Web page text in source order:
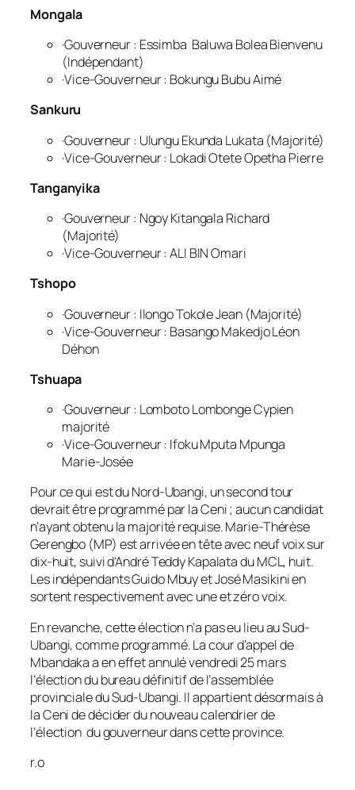
Mongala
·Gouverneur : Essimba Baluwa Bolea Bienvenu
(Indépendant)
·Vice-Gouverneur : Bokungu Bubu Aimé
Sankuru
·Gouverneur : Ulungu Ekunda Lukata (Majorité)
·Vice-Gouverneur : Lokadi Otete Opetha Pierre
Tanganyika
·Gouverneur : Ngoy Kitangala Richard
(Majorité)
·Vice-Gouverneur : ALI BIN Omari
Tshopo
·Gouverneur : Ilongo Tokole Jean (Majorité)
·Vice-Gouverneur : Basango Makedjo Léon
Déhon
Tshuapa
·Gouverneur : Lomboto Lombonge Cypien
majorité
·Vice-Gouverneur : Ifoku Mputa Mpunga
Marie-Josée
Pour ce qui est du Nord-Ubangi, un second tour
devrait être programmé par la Ceni ; aucun candidat
n’ayant obtenu la majorité requise. Marie-Thérèse
Gerengbo (MP) est arrivée en tête avec neuf voix sur
dix-huit, suivi d’André Teddy Kapalata du MCL, huit.
Les indépendants Guido Mbuy et José Masikini en
sortent respectivement avec une et zéro voix.
En revanche, cette élection n’a pas eu lieu au Sud-
Ubangi, comme programmé. La cour d’appel de
Mbandaka a en effet annulé vendredi 25 mars
l’élection du bureau définitif de l’assemblée
provinciale du Sud-Ubangi. Il appartient désormais à
la Ceni de décider du nouveau calendrier de
l’élection du gouverneur dans cette province.
r.o